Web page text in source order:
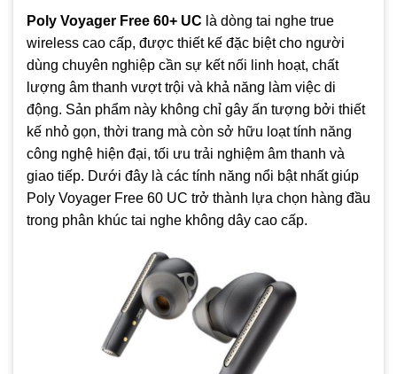
Ba micrô trên mỗi củ tai
Công nghệ WindSmart để bảo vệ chống lại tiếng ồn của
gió
Chỉ sử dụng một bên tai nghe cho các cuộc gọi, nếu cần
Tai nghe kết nối 2 thiết bị cùng lúc, nhớ tối đa 8 thiết bị
Adaptive ANC tự động bù đắp cho các thay đổi về mức độ
phù hợp của người dùng
Poly Voyager Free 60+ UC là dòng tai nghe true
wireless cao cấp, được thiết kế đặc biệt cho người
dùng chuyên nghiệp cần sự kết nối linh hoạt, chất
lượng âm thanh vượt trội và khả năng làm việc di
động. Sản phẩm này không chỉ gây ấn tượng bởi thiết
kế nhỏ gọn, thời trang mà còn sở hữu loạt tính năng
công nghệ hiện đại, tối ưu trải nghiệm âm thanh và
giao tiếp. Dưới đây là các tính năng nổi bật nhất giúp
Poly Voyager Free 60 UC trở thành lựa chọn hàng đầu
trong phân khúc tai nghe không dây cao cấp.